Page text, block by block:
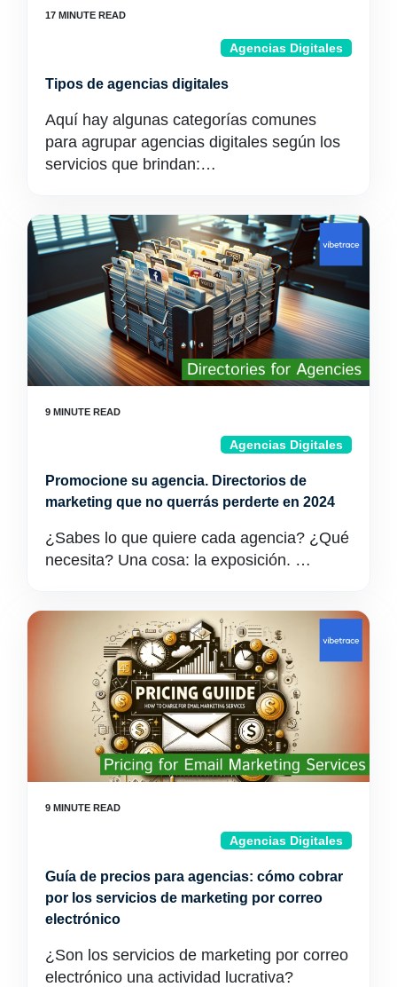
Agencias Digitales
Tipos de agencias digitales
Aquí hay algunas categorías comunes
para agrupar agencias digitales según los
servicios que brindan:…
Agencias Digitales
Promocione su agencia. Directorios de
marketing que no querrás perderte en 2024
¿Sabes lo que quiere cada agencia? ¿Qué
necesita? Una cosa: la exposición. …
Agencias Digitales
Guía de precios para agencias: cómo cobrar
por los servicios de marketing por correo
electrónico
¿Son los servicios de marketing por correo
electrónico una actividad lucrativa?